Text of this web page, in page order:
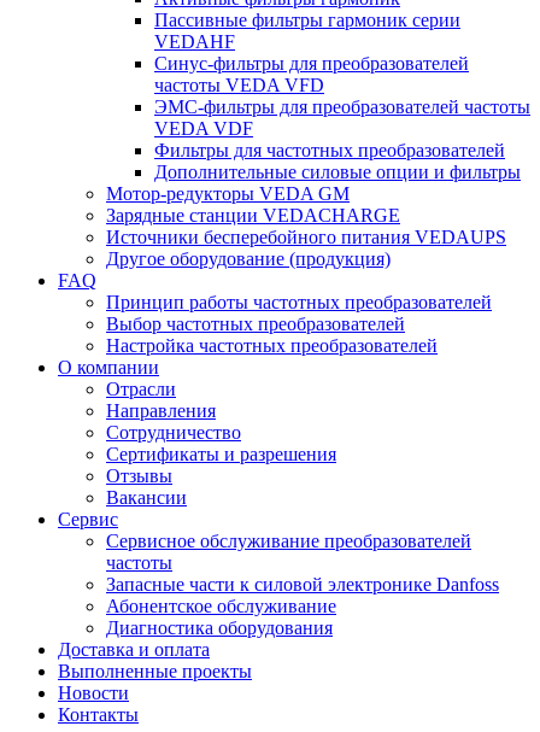
Пассивные фильтры гармоник серии
VEDAHF
Синус-фильтры для преобразователей
частоты VEDA VFD
ЭМС-фильтры для преобразователей частоты
VEDA VDF
Фильтры для частотных преобразователей
Дополнительные силовые опции и фильтры
Мотор-редукторы VEDA GM
Зарядные станции VEDACHARGE
Источники бесперебойного питания VEDAUPS
Другое оборудование (продукция)
FAQ
Принцип работы частотных преобразователей
Выбор частотных преобразователей
Настройка частотных преобразователей
О компании
Отрасли
Направления
Сотрудничество
Сертификаты и разрешения
Отзывы
Вакансии
Сервис
Сервисное обслуживание преобразователей
частоты
Запасные части к силовой электронике Danfoss
Абонентское обслуживание
Диагностика оборудования
Доставка и оплата
Выполненные проекты
Новости
Контакты